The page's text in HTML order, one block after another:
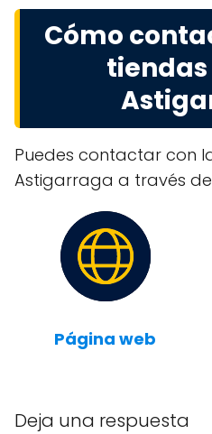
Cómo
tiendas
Puedes contactar con
Astigarraga a través de
Página web
Deja una respuesta